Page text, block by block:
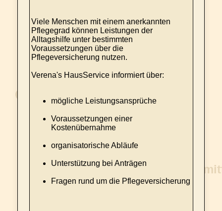
Viele Menschen mit einem anerkannten
Pflegegrad können Leistungen der
Alltagshilfe unter bestimmten
Voraussetzungen über die
Pflegeversicherung nutzen.
Verena's HausService informiert über:
mögliche Leistungsansprüche
Voraussetzungen einer
Kostenübernahme
organisatorische Abläufe
Unterstützung bei Anträgen
Fragen rund um die Pflegeversicherung